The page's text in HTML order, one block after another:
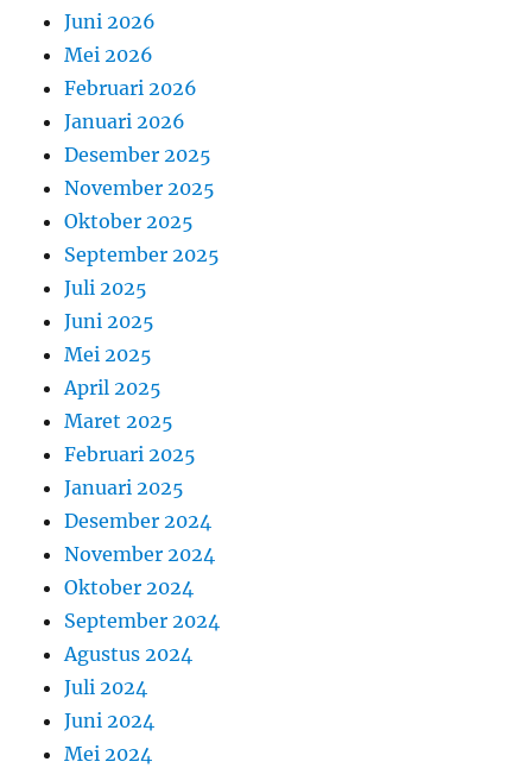
Juni 2026
Mei 2026
Februari 2026
Januari 2026
Desember 2025
November 2025
Oktober 2025
September 2025
Juli 2025
Juni 2025
Mei 2025
April 2025
Maret 2025
Februari 2025
Januari 2025
Desember 2024
November 2024
Oktober 2024
September 2024
Agustus 2024
Juli 2024
Juni 2024
Mei 2024